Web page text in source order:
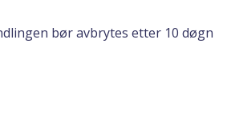
bør avbrytes etter 10 døgn